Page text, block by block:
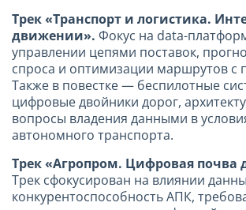
Трек «Транспорт и логистика.
движении». Фокус на data-
управлении цепями поставок,
спроса и оптимизации маршрутов с
Также в повестке — беспилотные
цифровые двойники дорог,
вопросы владения данными в
автономного транспорта.
Трек «Агропром. Цифровая почва
Трек сфокусирован на влиянии
конкурентоспособность АПК,